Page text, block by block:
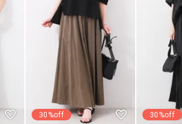
すべて見る
トップス
ワンピース・チュニック
サロペット・オーバーオール
ジャケット・アウター
08mab(ゼロハチマブ)
1%（イチ パーセント）
1 metre carre（アンメートルキャレ ）
120%lino（ワンハンドレッドトゥエンティ
ーパーセントリノ）
30%off 30%off